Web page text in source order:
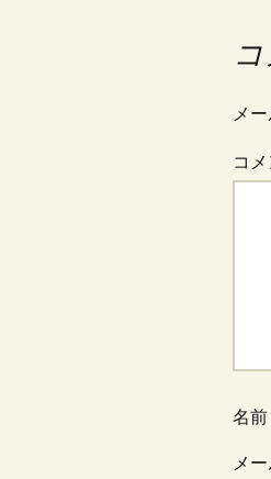
メ
コメ
名前
メ